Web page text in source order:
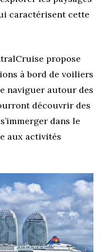
caractérisent cette
propose
à bord de voiliers
naviguer autour des
découvrir des
dans le
aux activités